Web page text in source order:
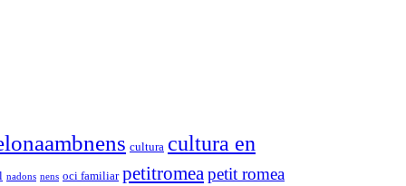
cultura cultura en
nadons nens oci familiar petitromeapetit romea